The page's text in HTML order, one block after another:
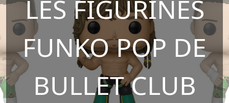
LES FIGURINES
FUNKO POP DE
BULLET CLUB